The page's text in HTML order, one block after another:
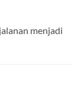
menjadi